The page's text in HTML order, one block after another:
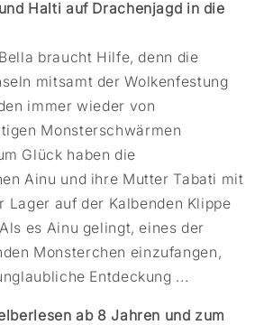
Halti auf Drachenjagd in die
braucht Hilfe, denn die
mitsamt der Wolkenfestung
immer wieder von
Monsterschwärmen
Glück haben die
Ainu und ihre Mutter Tabati mit
Lager auf der Kalbenden Klippe
es Ainu gelingt, eines der
Monsterchen einzufangen,
Entdeckung ...
ab 8 Jahren und zum